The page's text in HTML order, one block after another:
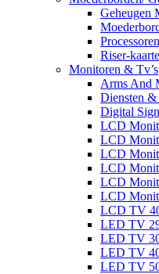
Geheugen
Processoren
Riser-
Monitoren & Tv’s
Arms And
Diensten &
Digital
LCD
LCD
LCD
LCD
LCD
LCD
LCD TV
LED TV
LED TV
LED TV
LED TV